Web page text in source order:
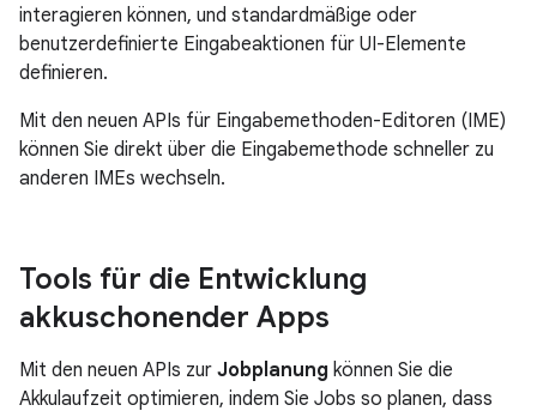
interagieren können, und standardmäßige oder
benutzerdefinierte Eingabeaktionen für UI-Elemente
definieren.
Mit den neuen APIs für Eingabemethoden-Editoren (IME)
können Sie direkt über die Eingabemethode schneller zu
anderen IMEs wechseln.
Tools für die Entwicklung
akkuschonender Apps
Mit den neuen APIs zur Jobplanung können Sie die
Akkulaufzeit optimieren, indem Sie Jobs so planen, dass